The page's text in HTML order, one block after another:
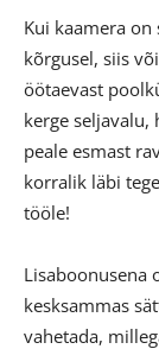
Kui kaamera
kõrgusel, siis
öötaevast
kerge
peale esmast
korralik läbi
tööle!
Lisaboonusena
kesksammas
vahetada,